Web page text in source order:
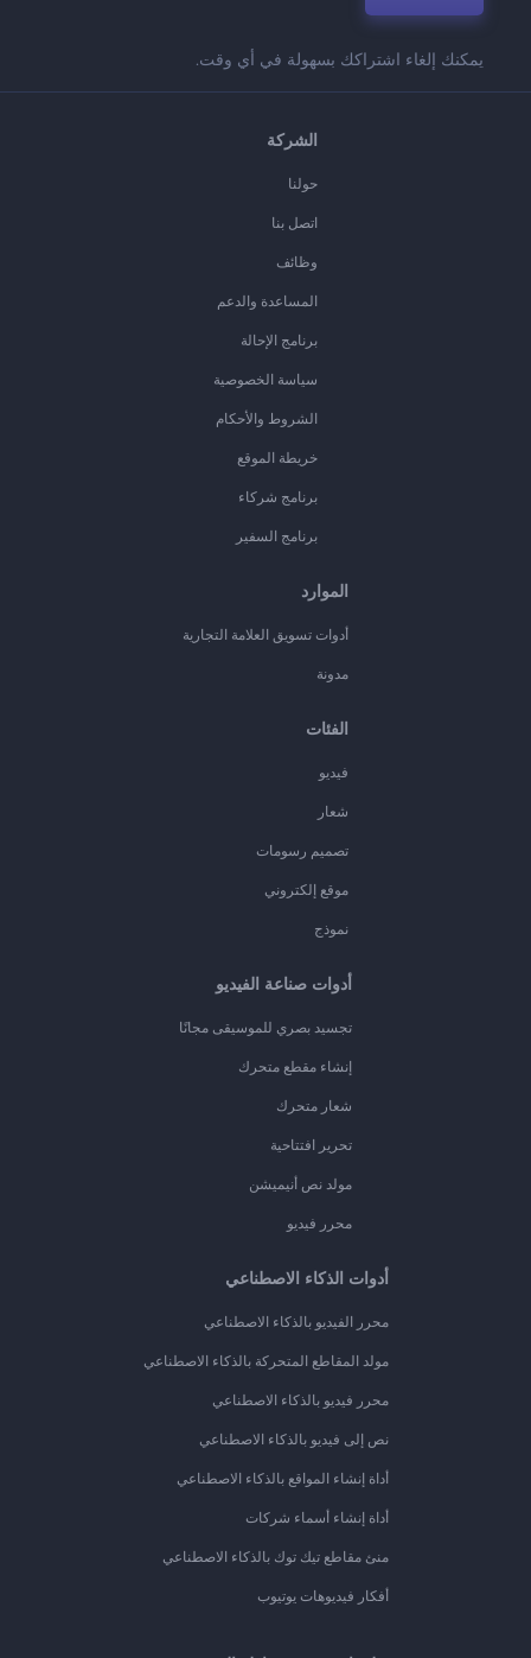
يمكنك إلغاء اشتراكك بسهولة في أي وقت.
الشركة
حولنا
اتصل بنا
وظائف
المساعدة والدعم
برنامج الإحالة
سياسة الخصوصية
الشروط والأحكام
خريطة الموقع
برنامج شركاء
برنامج السفير
الموارد
أدوات تسويق العلامة التجارية
مدونة
الفئات
فيديو
شعار
تصميم رسومات
موقع إلكتروني
نموذج
أدوات صناعة الفيديو
تجسيد بصري للموسيقى مجانًا
إنشاء مقطع متحرك
شعار متحرك
تحرير افتتاحية
مولد نص أنيميشن
محرر فيديو
أدوات الذكاء الاصطناعي
محرر الفيديو بالذكاء الاصطناعي
مولد المقاطع المتحركة بالذكاء الاصطناعي
محرر فيديو بالذكاء الاصطناعي
نص إلى فيديو بالذكاء الاصطناعي
أداة إنشاء المواقع بالذكاء الاصطناعي
أداة إنشاء أسماء شركات
منئ مقاطع تيك توك بالذكاء الاصطناعي
أفكار فيديوهات يوتيوب